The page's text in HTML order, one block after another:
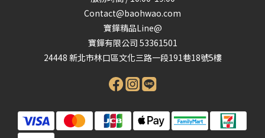
Contact@baohwao.com
寶鏵精品Line@
寶鏵有限公司 53361501
24448 新北市林口區文化三路一段191巷18號5樓